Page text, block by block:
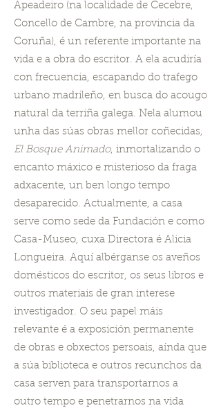
Apeadeiro (na localidade de Cecebre,
Concello de Cambre, na provincia da
Coruña), é un referente importante na
vida e a obra do escritor. A ela acudiría
con frecuencia, escapando do trafego
urbano madrileño, en busca do acougo
natural da terriña galega. Nela alumou
unha das súas obras mellor coñecidas,
El Bosque Animado, inmortalizando o
encanto máxico e misterioso da fraga
adxacente, un ben longo tempo
desaparecido. Actualmente, a casa
serve como sede da Fundación e como
Casa-Museo, cuxa Directora é Alicia
Longueira. Aquí albérganse os aveños
domésticos do escritor, os seus libros e
outros materiais de gran interese
investigador. O seu papel máis
relevante é a exposición permanente
de obras e obxectos persoais, aínda que
a súa biblioteca e outros recunchos da
casa serven para transportarnos a
outro tempo e penetrarnos na vida